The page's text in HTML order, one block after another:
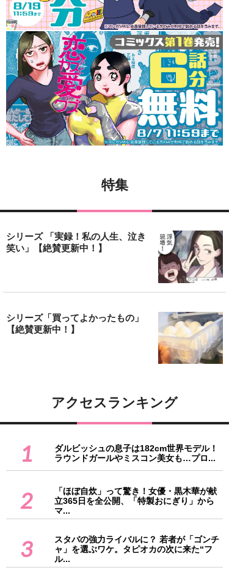
特集
シリーズ 「実録！私の人生、泣き
笑い」【絶賛更新中！】
シリーズ「買ってよかったもの」
【絶賛更新中！】
アクセスランキング
1
ダルビッシュの息子は182cm世界モデル！
ラウンドガールやミスコン美女も…プロ...
2
「ほぼ自炊」って驚き！女優・黒木華が献
立365日を全公開、「特製おにぎり」から
マ...
3
スタバの強力ライバルに？ 若者が「ゴンチ
ャ」を選ぶワケ。タピオカの次に来た“フ
ル...